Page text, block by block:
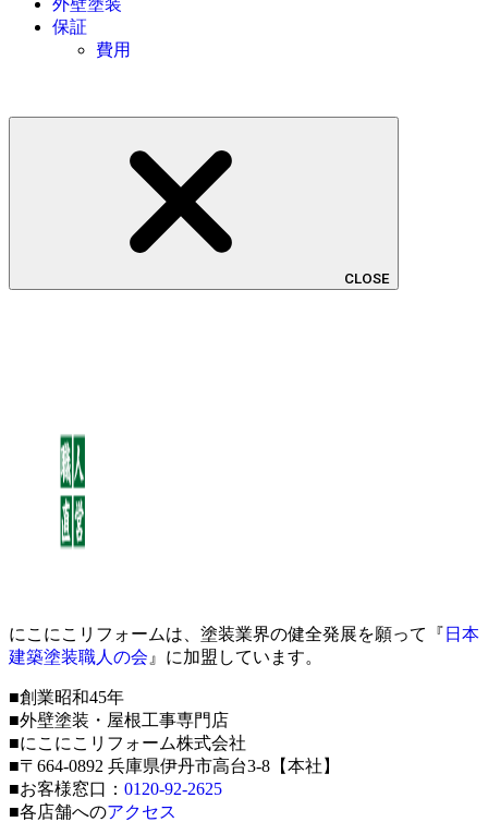
保証
費用
CLOSE
にこにこリフォームは、塗装業界の健全発展を願って『 日本
建築塗装職人の会 』に加盟しています。
■創業昭和45年
■外壁塗装・屋根工事専門店
■にこにこリフォーム株式会社
■〒664-0892 兵庫県伊丹市高台3-8【本社】
■お客様窓口： 0120-92-2625
■各店舗へのアクセス